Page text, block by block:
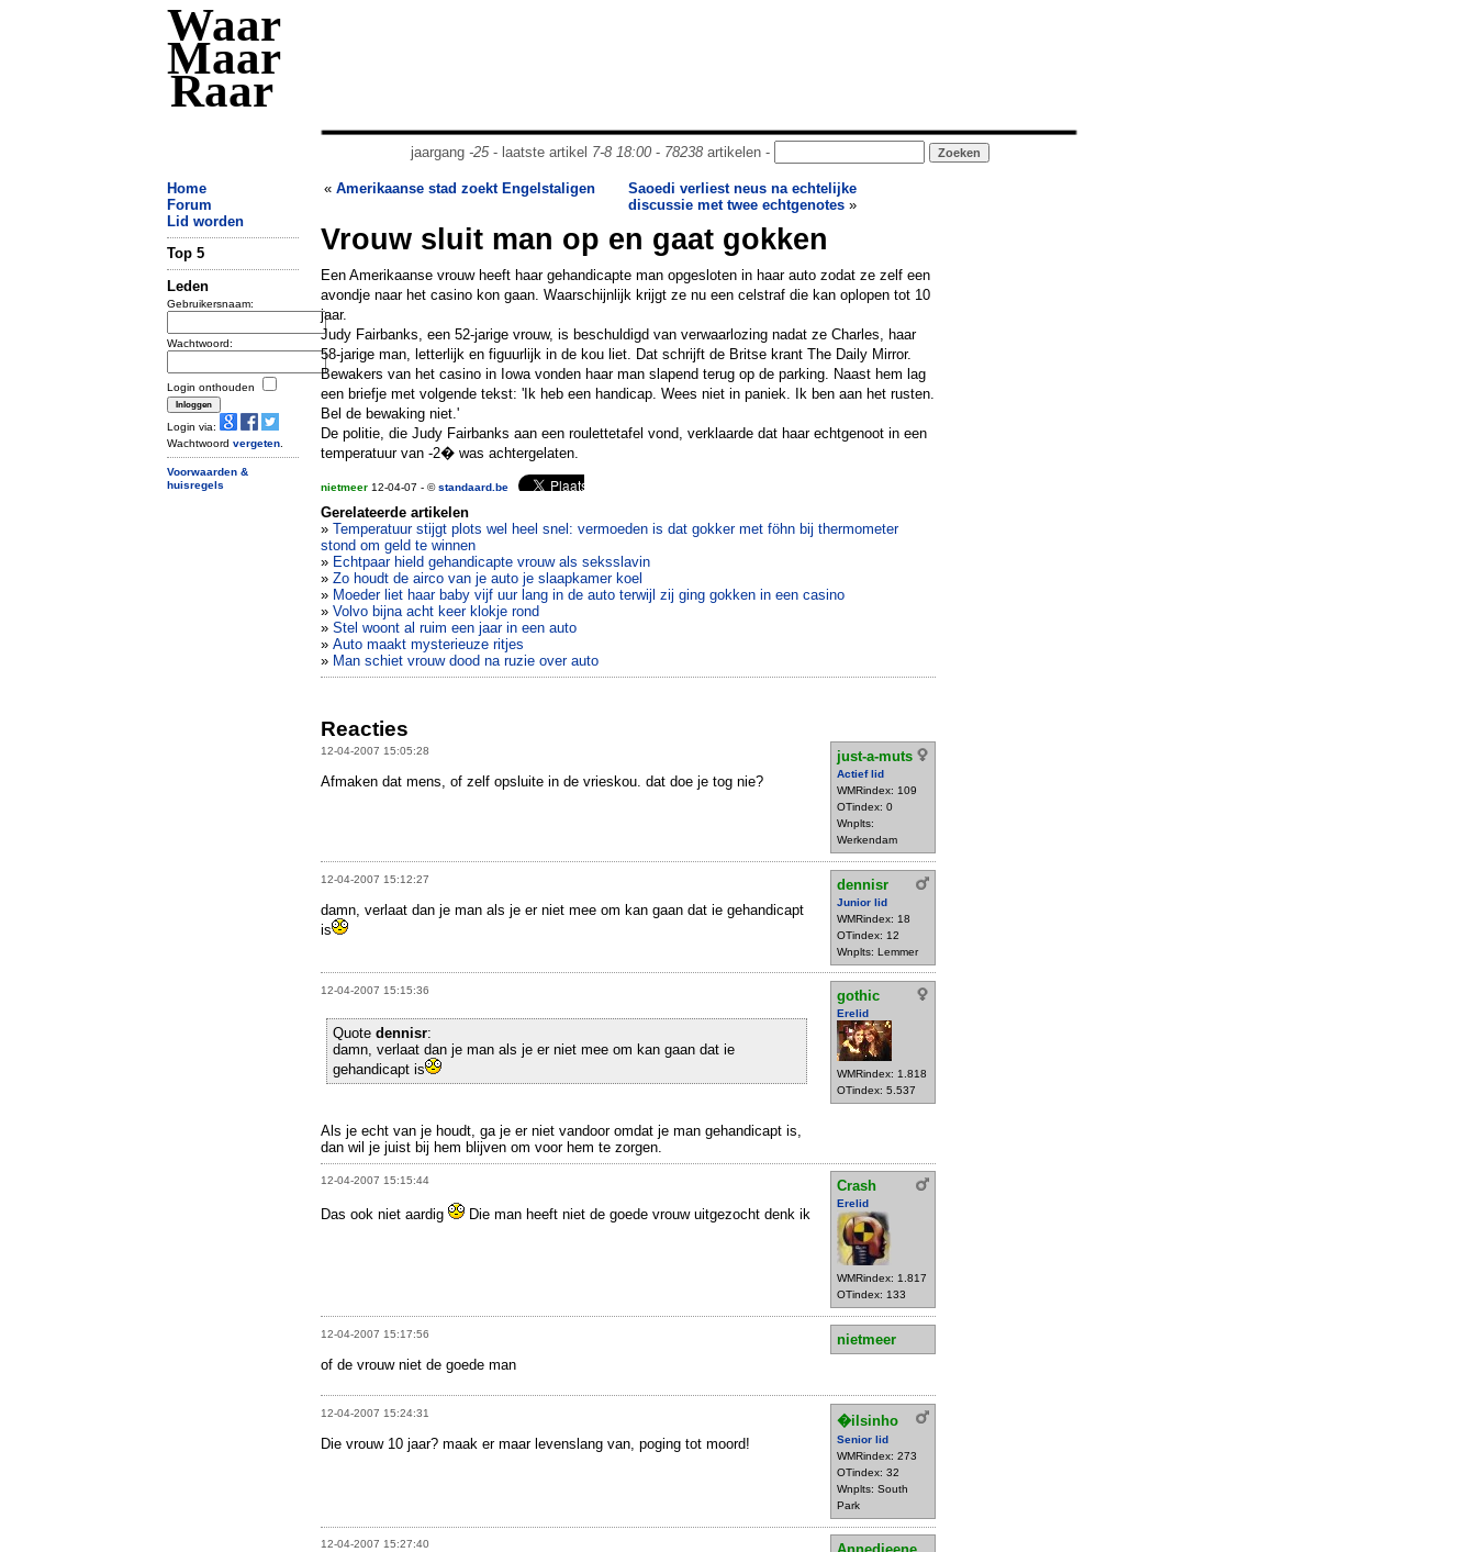
Waar
Maar
Raar
jaargang -25- laatste artikel 7-8 18:00- 78238artikelen -
Home
Forum
Lid worden
Top 5
Leden
Gebruikersnaam:
Wachtwoord:
Login onthouden
Login via:
Wachtwoord vergeten
Voorwaarden &
huisregels
« Amerikaanse stad zoekt Engelstaligen
Saoedi verliest neus na echtelijke
discussie met twee echtgenotes »
Vrouw sluit man op en gaat gokken
Een Amerikaanse vrouw heeft haar gehandicapte man opgesloten in haar auto zodat ze zelf een
avondje naar het casino kon gaan. Waarschijnlijk krijgt ze nu een celstraf die kan oplopen tot 10
jaar.
Judy Fairbanks, een 52-jarige vrouw, is beschuldigd van verwaarlozing nadat ze Charles, haar
58-jarige man, letterlijk en figuurlijk in de kou liet. Dat schrijft de Britse krant The Daily Mirror.
Bewakers van het casino in Iowa vonden haar man slapend terug op de parking. Naast hem lag
een briefje met volgende tekst: 'Ik heb een handicap. Wees niet in paniek. Ik ben aan het rusten.
Bel de bewaking niet.'
De politie, die Judy Fairbanks aan een roulettetafel vond, verklaarde dat haar echtgenoot in een
temperatuur van -2� was achtergelaten.
nietmeer 12-04-07 - ©standaard.be
Gerelateerde artikelen
» Temperatuur stijgt plots wel heel snel: vermoeden is dat gokker met föhn bij thermometer
stond om geld te winnen
» Echtpaar hield gehandicapte vrouw als seksslavin
» Zo houdt de airco van je auto je slaapkamer koel
» Moeder liet haar baby vijf uur lang in de auto terwijl zij ging gokken in een casino
» Volvo bijna acht keer klokje rond
» Stel woont al ruim een jaar in een auto
» Auto maakt mysterieuze ritjes
» Man schiet vrouw dood na ruzie over auto
Reacties
12-04-2007 15:05:28 just-a-muts
Actief lid
WMRindex: 109
OTindex: 0
Wnplts:
Werkendam
Afmaken dat mens, of zelf opsluite in de vrieskou. dat doe je tog nie?
12-04-2007 15:12:27 dennisr
Junior lid
WMRindex: 18
OTindex: 12
Wnplts: Lemmer
damn, verlaat dan je man als je er niet mee om kan gaan dat ie gehandicapt
is
12-04-2007 15:15:36 gothic
Erelid
WMRindex: 1.818
OTindex: 5.537
Quote dennisr:
damn, verlaat dan je man als je er niet mee om kan gaan dat ie
gehandicapt is
Als je echt van je houdt, ga je er niet vandoor omdat je man gehandicapt is,
dan wil je juist bij hem blijven om voor hem te zorgen.
12-04-2007 15:15:44 Crash
Erelid
WMRindex: 1.817
OTindex: 133
Das ook niet aardig Die man heeft niet de goede vrouw uitgezocht denk ik
12-04-2007 15:17:56
nietmeer
of de vrouw niet de goede man
12-04-2007 15:24:31 �ilsinho
Senior lid
WMRindex: 273
OTindex: 32
Wnplts: South
Park
Die vrouw 10 jaar? maak er maar levenslang van, poging tot moord!
12-04-2007 15:27:40